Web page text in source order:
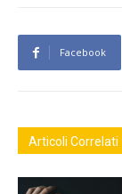
Facebook
Articoli Correlati